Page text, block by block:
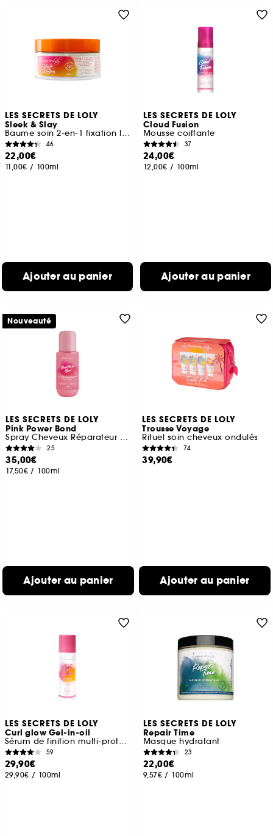
LES SECRETS DE LOLY
Sleek & Slay
Baume soin 2-en-1 fixation longue tenue et anti-casse
46
22,00€
11,00€ / 100ml
Ajouter au panier
LES SECRETS DE LOLY
Cloud Fusion
Mousse coiffante
37
24,00€
12,00€ / 100ml
Ajouter au panier
LES SECRETS DE LOLY
Pink Power Bond
Spray Cheveux Réparateur sans rinçage
25
35,00€
17,50€ / 100ml
Ajouter au panier
Nouveauté
LES SECRETS DE LOLY
Trousse Voyage
Rituel soin cheveux ondulés
74
39,90€
Ajouter au panier
LES SECRETS DE LOLY
Curl glow Gel-in-oil
Sérum de finition multi-protection
59
29,90€
29,90€ / 100ml
LES SECRETS DE LOLY
Repair Time
Masque hydratant
23
22,00€
9,57€ / 100ml